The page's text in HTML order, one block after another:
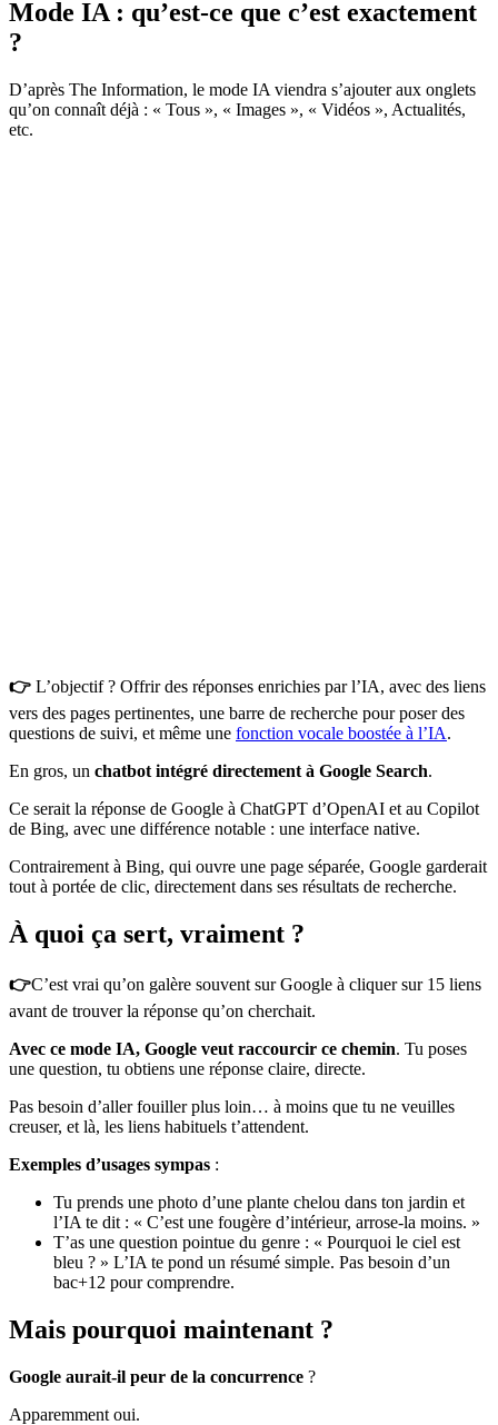
Mode IA : qu’est-ce que c’est exactement
?
D’après The Information, le mode IA viendra s’ajouter aux onglets
qu’on connaît déjà : « Tous », « Images », « Vidéos », Actualités,
etc.
👉 L’objectif ? Offrir des réponses enrichies par l’IA, avec des liens
vers des pages pertinentes, une barre de recherche pour poser des
questions de suivi, et même une fonction vocale boostée à l’IA.
En gros, un chatbot intégré directement à Google Search.
Ce serait la réponse de Google à ChatGPT d’OpenAI et au Copilot
de Bing, avec une différence notable : une interface native.
Contrairement à Bing, qui ouvre une page séparée, Google garderait
tout à portée de clic, directement dans ses résultats de recherche.
À quoi ça sert, vraiment ?
👉C’est vrai qu’on galère souvent sur Google à cliquer sur 15 liens
avant de trouver la réponse qu’on cherchait.
Avec ce mode IA, Google veut raccourcir ce chemin. Tu poses
une question, tu obtiens une réponse claire, directe.
Pas besoin d’aller fouiller plus loin… à moins que tu ne veuilles
creuser, et là, les liens habituels t’attendent.
Exemples d’usages sympas :
Tu prends une photo d’une plante chelou dans ton jardin et
l’IA te dit : « C’est une fougère d’intérieur, arrose-la moins. »
T’as une question pointue du genre : « Pourquoi le ciel est
bleu ? » L’IA te pond un résumé simple. Pas besoin d’un
bac+12 pour comprendre.
Mais pourquoi maintenant ?
Google aurait-il peur de la concurrence ?
Apparemment oui.